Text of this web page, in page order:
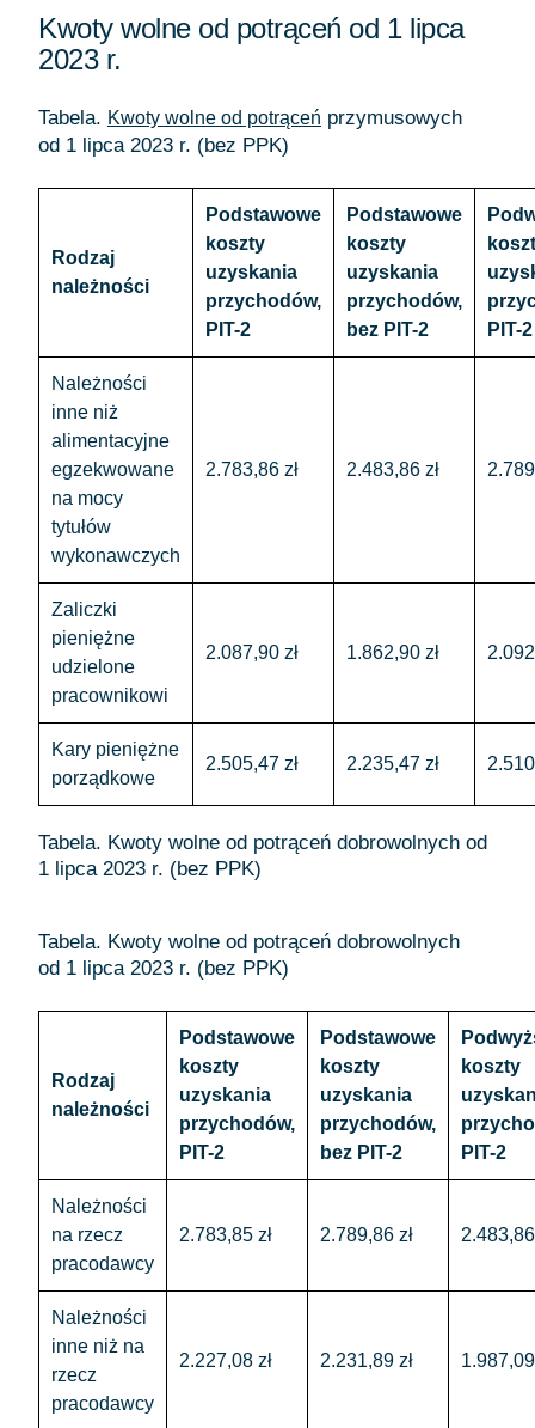
Kwoty wolne od potrąceń od 1 lipca
2023 r.
Tabela. Kwoty wolne od potrąceń przymusowych
od 1 lipca 2023 r. (bez PPK)
Rodzaj
należności
Podstawowe
koszty
uzyskania
przychodów,
PIT-2
Podstawowe
koszty
uzyskania
przychodów,
bez PIT-2
PIT-2
Należności
inne niż
alimentacyjne
egzekwowane
na mocy
tytułów
wykonawczych
2.783,86 zł 2.483,86 zł
Zaliczki
pieniężne
udzielone
pracownikowi
2.087,90 zł 1.862,90 zł
Kary pieniężne
porządkowe
2.505,47 zł 2.235,47 zł
Tabela. Kwoty wolne od potrąceń dobrowolnych od
1 lipca 2023 r. (bez PPK)
Tabela. Kwoty wolne od potrąceń dobrowolnych
od 1 lipca 2023 r. (bez PPK)
Rodzaj
należności
Podstawowe
koszty
uzyskania
przychodów,
PIT-2
Podstawowe
koszty
uzyskania
przychodów,
bez PIT-2
koszty
PIT-2
Należności
na rzecz
pracodawcy
2.783,85 zł 2.789,86 zł 2.483,86
Należności
inne niż na
rzecz
pracodawcy
2.227,08 zł 2.231,89 zł 1.987,09